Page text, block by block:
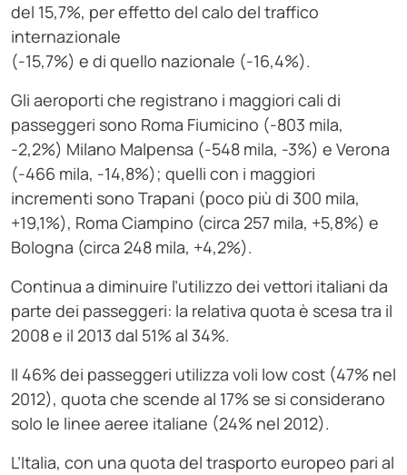
del 15,7%, per effetto del calo del traffico
internazionale
(-15,7%) e di quello nazionale (-16,4%).
Gli aeroporti che registrano i maggiori cali di
passeggeri sono Roma Fiumicino (-803 mila,
-2,2%) Milano Malpensa (-548 mila, -3%) e Verona
(-466 mila, -14,8%); quelli con i maggiori
incrementi sono Trapani (poco più di 300 mila,
+19,1%), Roma Ciampino (circa 257 mila, +5,8%) e
Bologna (circa 248 mila, +4,2%).
Continua a diminuire l’utilizzo dei vettori italiani da
parte dei passeggeri: la relativa quota è scesa tra il
2008 e il 2013 dal 51% al 34%.
Il 46% dei passeggeri utilizza voli low cost (47% nel
2012), quota che scende al 17% se si considerano
solo le linee aeree italiane (24% nel 2012).
L’Italia, con una quota del trasporto europeo pari al